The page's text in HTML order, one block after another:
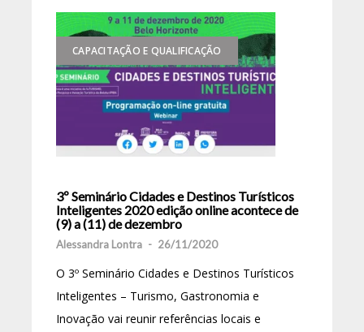
CAPACITAÇÃO E QUALIFICAÇÃO
3º Seminário Cidades e Destinos Turísticos
Inteligentes 2020 edição online acontece de
(9) a (11) de dezembro
Alessandra Lontra - 26/11/2020
O 3º Seminário Cidades e Destinos Turísticos
Inteligentes – Turismo, Gastronomia e
Inovação vai reunir referências locais e